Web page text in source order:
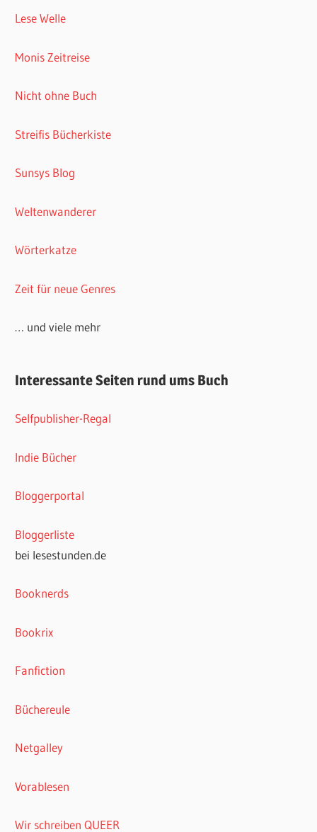
Lese Welle
Monis Zeitreise
Nicht ohne Buch
Streifis Bücherkiste
Sunsys Blog
Weltenwanderer
Wörterkatze
Zeit für neue Genres
… und viele mehr
Interessante Seiten rund ums Buch
Selfpublisher-Regal
Indie Bücher
Bloggerportal
Bloggerliste
bei lesestunden.de
Booknerds
Bookrix
Fanfiction
Büchereule
Netgalley
Vorablesen
Wir schreiben QUEER